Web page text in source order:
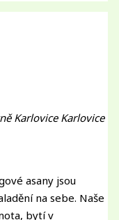
KarloviceKarlovice
asany jsou
na sebe. Naše
bytí v